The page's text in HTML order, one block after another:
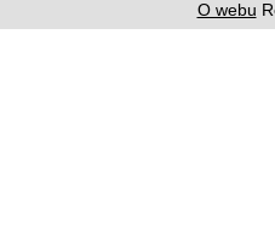
O webu